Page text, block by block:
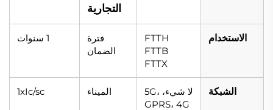
التجارية
الاستخدام
FTTH
FTTB
FTTX
فترة
الضمان
1 سنوات
الشبكة
لا شيء، 5G،
GPRS، 4G
الميناء 1xIc/sc